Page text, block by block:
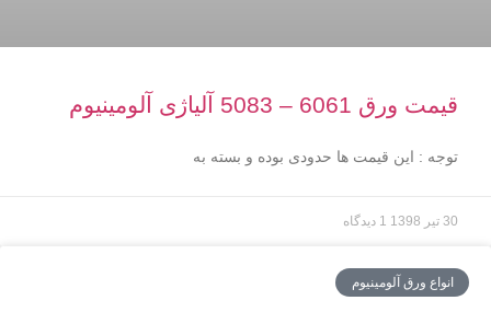
قیمت ورق 6061 – 5083 آلیاژی آلومینیوم
توجه : اين قيمت ها حدودی بوده و بسته به
30 تیر 1398 1 دیدگاه
انواع ورق آلومینیوم